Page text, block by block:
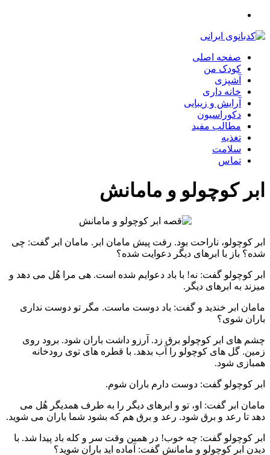
صفحه اصلی
کودک من
آشپزی
خانه داری
آرایش و زیبایی
دکوراسیون
مطالب مفید
تغذیه
سلامت
تماس
ابر کوچولو و مامانش
ابر کوچولو، ناراحت بود. رفت پیش مامان ابر. مامان ابر گفت: چی
شده؟ باز با ابرهای دیگر دعوایت شده؟
ابر کوچولو گفت: نه! با باد دعوایم شده است. هی مرا هُل می دهد و
میزند به ابرهای دیگر.
مامان ابر خندید و گفت: باد دوست ماست. مگر تو دوست نداری
باران شوی؟
چشم های ابر کوچولو برق زد. آرزو داشت باران شود. برود روی
زمین. گل های کوچولو را آب بدهد. با قطره های توی رودخانه
همبازی شود.
ابر کوچولو گفت: دوست دارم باران شوم.
مامان ابر گفت: او، تو و ابرهای دیگر را به طرف همدیگر هُل می
دهد تا رعد و برق شود. رعد و برق هم که بشود شما باران می شوید.
ابر کوچولو گفت: چه خوب! در همین وقت سر و کله باد پیدا شد. با
دیدن ابر کوچولو و مامانش گفت: آماده اید باران شوید؟